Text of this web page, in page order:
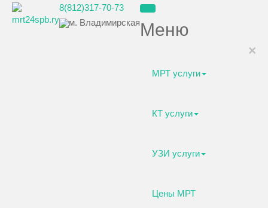
8(812)317-70-73
м. ВладимирскаяМеню
×
МРТ услуги
КТ услуги
УЗИ услуги
Цены МРТ